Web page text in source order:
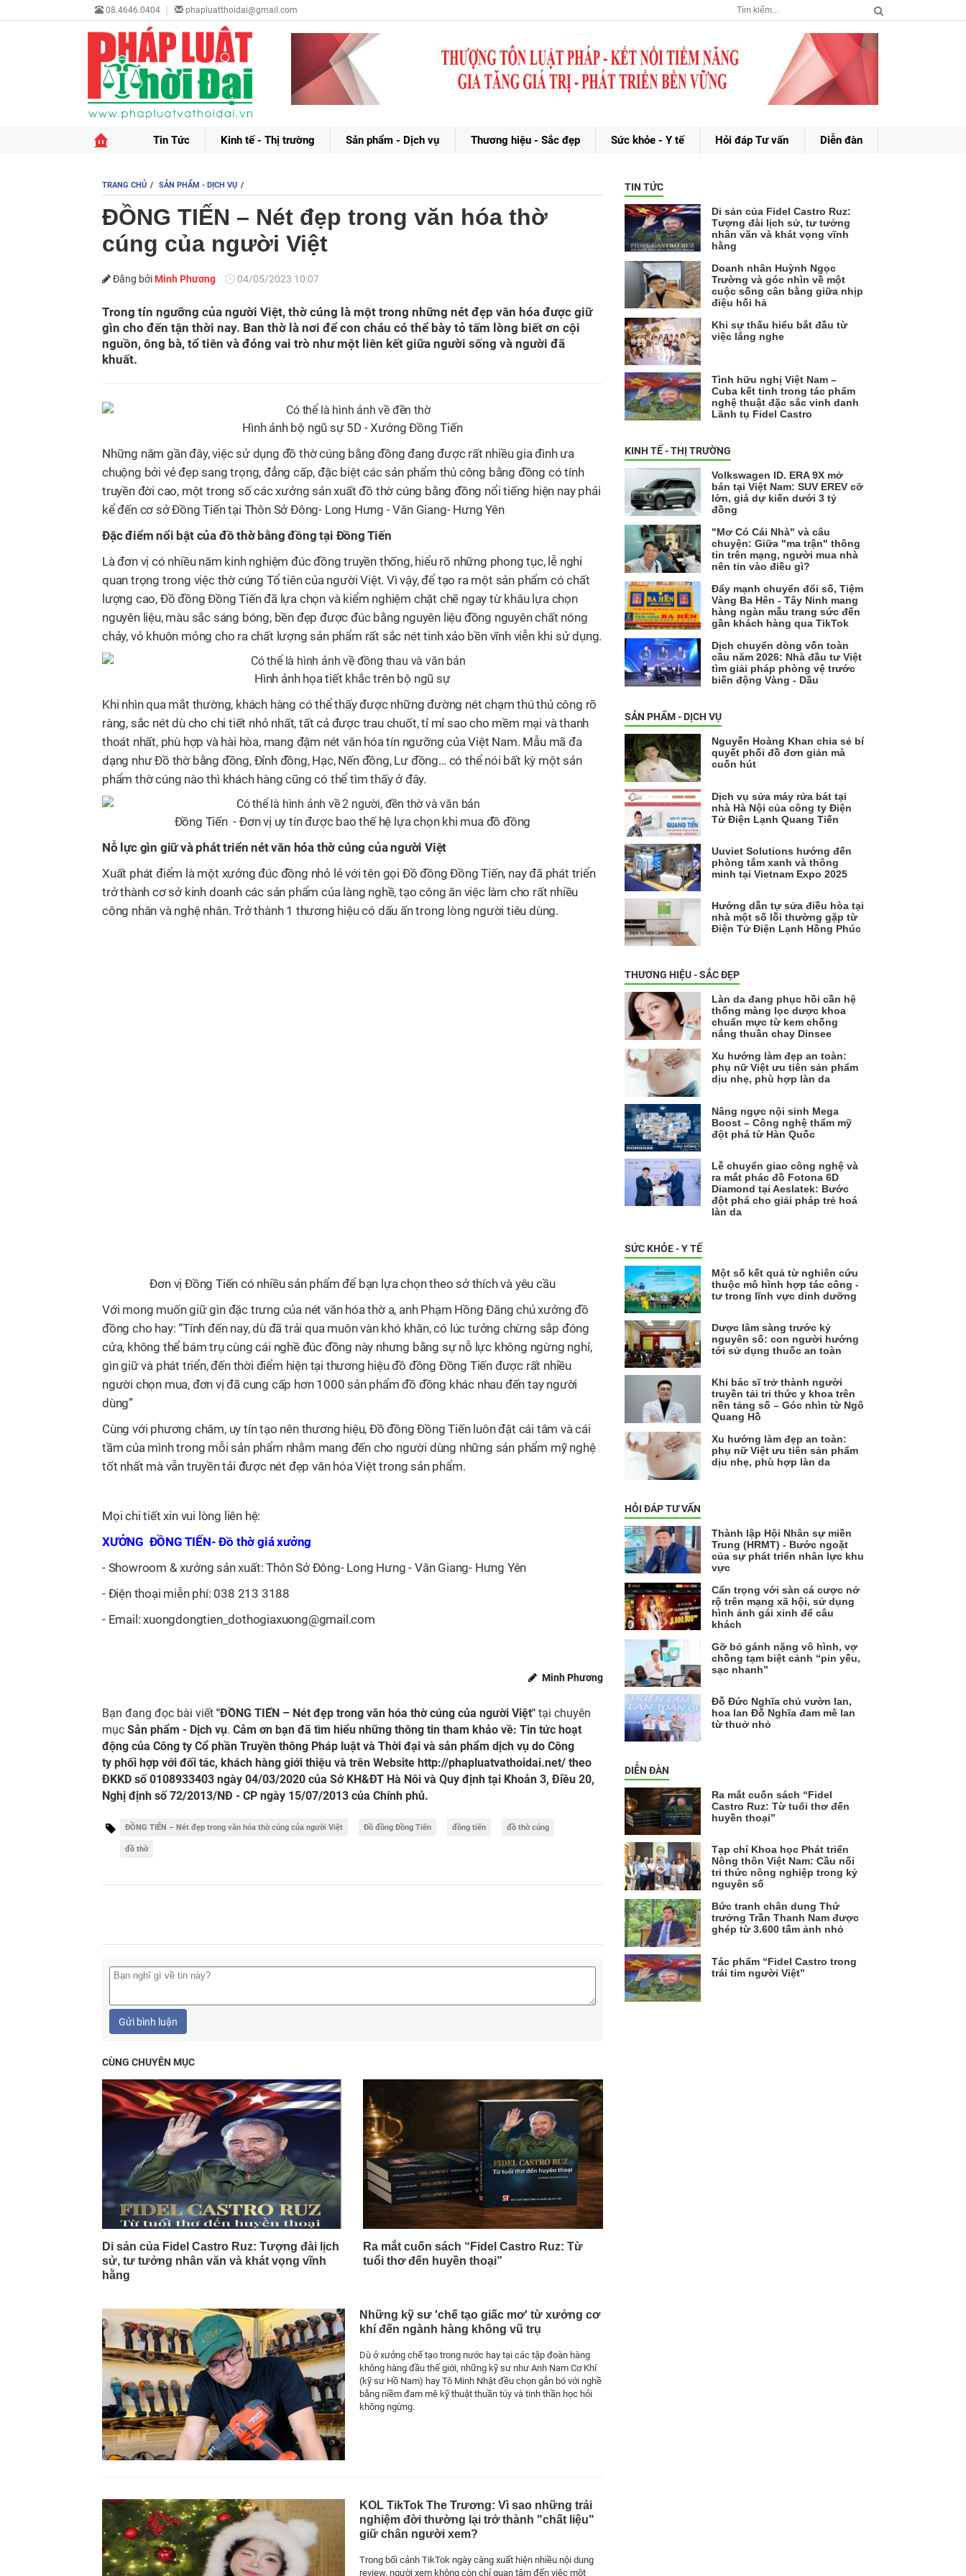
08.4646.0404 phapluatthoidai@gmail.com
Tin Tức Kinh tế - Thị trường Sản phẩm - Dịch vụ Thương hiệu - Sắc đẹp Sức khỏe - Y tế Hỏi đáp Tư vấn Diễn đàn
TRANG CHỦ SẢN PHẨM - DỊCH VỤ
ĐỒNG TIẾN – Nét đẹp trong văn hóa thờ
cúng của người Việt
Đăng bởi Minh Phương 04/05/2023 10:07
Trong tín ngưỡng của người Việt, thờ cúng là một trong những nét đẹp văn hóa được giữ
gìn cho đến tận thời nay. Ban thờ là nơi để con cháu có thể bày tỏ tấm lòng biết ơn cội
nguồn, ông bà, tổ tiên và đóng vai trò như một liên kết giữa người sống và người đã
khuất.
Hình ảnh bộ ngũ sự 5D - Xưởng Đồng Tiến
Những năm gần đây, việc sử dụng đồ thờ cúng bằng đồng đang được rất nhiều gia đình ưa
chuộng bởi vẻ đẹp sang trọng, đẳng cấp, đặc biệt các sản phẩm thủ công bằng đồng có tính
truyền đời cao, một trong số các xưởng sản xuất đồ thờ cúng bằng đồng nổi tiếng hiện nay phải
kể đến cơ sở Đồng Tiến tại Thôn Sở Đông- Long Hưng - Văn Giang- Hưng Yên
Đặc điểm nổi bật của đồ thờ bằng đồng tại Đồng Tiến
Là đơn vị có nhiều năm kinh nghiệm đúc đồng truyền thống, hiểu rõ những phong tục, lễ nghi
quan trọng trong việc thờ cúng Tổ tiên của người Việt. Vì vậy, để tạo ra một sản phẩm có chất
lượng cao, Đồ đồng Đồng Tiến đã lựa chọn và kiểm nghiệm chặt chẽ ngay từ khâu lựa chọn
nguyên liệu, màu sắc sáng bóng, bền đẹp được đúc bằng nguyên liệu đồng nguyênchất nóng
chảy, vỏ khuôn mỏng cho ra chất lượng sản phẩm rất sắc nét tinh xảo bền vĩnh viễn khi sử dụng.
Hình ảnh họa tiết khắc trên bộ ngũ sự
Khi nhìn qua mắt thường, khách hàng có thể thấy được những đường nét chạm thú thủ công rõ
ràng, sắc nét dù cho chi tiết nhỏ nhất, tất cả được trau chuốt, tỉ mỉ sao cho mềm mại và thanh
thoát nhất, phù hợp và hài hòa, mang đậm nét văn hóa tín ngưỡng của Việt Nam. Mẫu mã đa
dạng như Đồ thờ bằng đồng, Đỉnh đồng, Hạc, Nến đồng, Lư đồng… có thể nói bất kỳ một sản
phẩm thờ cúng nào thì khách hàng cũng có thể tìm thấy ở đây.
Đồng Tiến - Đơn vị uy tín được bao thế hệ lựa chọn khi mua đồ đồng
Nỗ lực gìn giữ và phát triển nét văn hóa thờ cúng của người Việt
Xuất phát điểm là một xưởng đúc đồng nhỏ lẻ với tên gọi Đồ đồng Đồng Tiến, nay đã phát triển
trở thành cơ sở kinh doanh các sản phẩm của làng nghề, tạo công ăn việc làm cho rất nhiều
công nhân và nghệ nhân. Trở thành 1 thương hiệu có dấu ấn trong lòng người tiêu dùng.
Đơn vị Đồng Tiến có nhiều sản phẩm để bạn lựa chọn theo sở thích và yêu cầu
Với mong muốn giữ gìn đặc trưng của nét văn hóa thờ a, anh Phạm Hồng Đăng chủ xưởng đồ
đồng cho hay: “Tính đến nay, dù đã trải qua muôn vàn khó khăn, có lúc tưởng chừng sắp đóng
cửa, không thể bám trụ cùng cái nghề đúc đồng này nhưng bằng sự nỗ lực không ngừng nghỉ,
gìn giữ và phát triển, đến thời điểm hiện tại thương hiệu đồ đồng Đồng Tiến được rất nhiều
người chọn mua, đơn vị đã cung cấp hơn 1000 sản phẩm đồ đồng khác nhau đến tay người
dùng”
Cùng với phương châm, uy tín tạo nên thương hiệu, Đồ đồng Đồng Tiến luôn đặt cái tâm và cái
tầm của mình trong mỗi sản phẩm nhằm mang đến cho người dùng những sản phẩm mỹ nghệ
tốt nhất mà vẫn truyền tải được nét đẹp văn hóa Việt trong sản phẩm.
Mọi chi tiết xin vui lòng liên hệ:
XƯỞNG ĐỒNG TIẾN- Đồ thờ giá xưởng
- Showroom & xưởng sản xuất: Thôn Sở Đông- Long Hưng - Văn Giang- Hưng Yên
- Điện thoại miễn phí: 038 213 3188
- Email:xuongdongtien_dothogiaxuong@gmail.com
Minh Phương
Bạn đang đọc bài viết "ĐỒNG TIẾN – Nét đẹp trong văn hóa thờ cúng của người Việt" tại chuyên
mục Sản phẩm - Dịch vụ. Cảm ơn bạn đã tìm hiểu những thông tin tham khảo về: Tin tức hoạt
động của Công ty Cổ phần Truyền thông Pháp luật và Thời đại và sản phẩm dịch vụ do Công
ty phối hợp với đối tác, khách hàng giới thiệu và trên Website http://phapluatvathoidai.net/ theo
ĐKKD số 0108933403 ngày 04/03/2020 của Sở KH&ĐT Hà Nôi và Quy định tại Khoản 3, Điều 20,
Nghị định số 72/2013/NĐ - CP ngày 15/07/2013 của Chính phủ.
ĐỒNG TIẾN – Nét đẹp trong văn hóa thờ cúng của người Việt Đồ đồng Đồng Tiến đồng tiến đồ thờ cúng
đồ thờ
Gửi bình luận
CÙNG CHUYÊN MỤC
Di sản của Fidel Castro Ruz: Tượng đài lịch
sử, tư tưởng nhân văn và khát vọng vĩnh
hằng
Ra mắt cuốn sách “Fidel Castro Ruz: Từ
tuổi thơ đến huyền thoại”
Những kỹ sư 'chế tạo giấc mơ' từ xưởng cơ
khí đến ngành hàng không vũ trụ
Dù ở xưởng chế tạo trong nước hay tại các tập đoàn hàng
không hàng đầu thế giới, những kỹ sư như Anh Nam Cơ Khí
(kỹ sư Hồ Nam) hay Tô Minh Nhật đều chọn gắn bó với nghề
bằng niềm đam mê kỹ thuật thuần túy và tinh thần học hỏi
không ngừng.
KOL TikTok The Trương: Vì sao những trải
nghiệm đời thường lại trở thành "chất liệu"
giữ chân người xem?
Trong bối cảnh TikTok ngày càng xuất hiện nhiều nội dung
review, người xem không còn chỉ quan tâm đến việc một
TIN TỨC
Di sản của Fidel Castro Ruz:
Tượng đài lịch sử, tư tưởng
nhân văn và khát vọng vĩnh
hằng
Doanh nhân Huỳnh Ngọc
Trường và góc nhìn về một
cuộc sống cân bằng giữa nhịp
điệu hối hả
Khi sự thấu hiểu bắt đầu từ
việc lắng nghe
Tình hữu nghị Việt Nam –
Cuba kết tinh trong tác phẩm
nghệ thuật đặc sắc vinh danh
Lãnh tụ Fidel Castro
KINH TẾ - THỊ TRƯỜNG
Volkswagen ID. ERA 9X mở
bán tại Việt Nam: SUV EREV cỡ
lớn, giá dự kiến dưới 3 tỷ
đồng
"Mơ Có Cái Nhà" và câu
chuyện: Giữa "ma trận" thông
tin trên mạng, người mua nhà
nên tin vào điều gì?
Đẩy mạnh chuyển đổi số, Tiệm
Vàng Ba Hên - Tây Ninh mang
hàng ngàn mẫu trang sức đến
gần khách hàng qua TikTok
Dịch chuyển dòng vốn toàn
cầu năm 2026: Nhà đầu tư Việt
tìm giải pháp phòng vệ trước
biến động Vàng - Dầu
SẢN PHẨM - DỊCH VỤ
Nguyễn Hoàng Khan chia sẻ bí
quyết phối đồ đơn giản mà
cuốn hút
Dịch vụ sửa máy rửa bát tại
nhà Hà Nội của công ty Điện
Tử Điện Lạnh Quang Tiến
Uuviet Solutions hướng đến
phòng tắm xanh và thông
minh tại Vietnam Expo 2025
Hướng dẫn tự sửa điều hòa tại
nhà một số lỗi thường gặp từ
Điện Tử Điện Lạnh Hồng Phúc
THƯƠNG HIỆU - SẮC ĐẸP
Làn da đang phục hồi cần hệ
thống màng lọc dược khoa
chuẩn mực từ kem chống
nắng thuần chay Dinsee
Xu hướng làm đẹp an toàn:
phụ nữ Việt ưu tiên sản phẩm
dịu nhẹ, phù hợp làn da
Nâng ngực nội sinh Mega
Boost – Công nghệ thẩm mỹ
đột phá từ Hàn Quốc
Lễ chuyển giao công nghệ và
ra mắt phác đồ Fotona 6D
Diamond tại Aeslatek: Bước
đột phá cho giải pháp trẻ hoá
làn da
SỨC KHỎE - Y TẾ
Một số kết quả từ nghiên cứu
thuộc mô hình hợp tác công -
tư trong lĩnh vực dinh dưỡng
Dược lâm sàng trước kỷ
nguyên số: con người hướng
tới sử dụng thuốc an toàn
Khi bác sĩ trở thành người
truyền tải tri thức y khoa trên
nền tảng số – Góc nhìn từ Ngô
Quang Hồ
Xu hướng làm đẹp an toàn:
phụ nữ Việt ưu tiên sản phẩm
dịu nhẹ, phù hợp làn da
HỎI ĐÁP TƯ VẤN
Thành lập Hội Nhân sự miền
Trung (HRMT) - Bước ngoặt
của sự phát triển nhân lực khu
vực
Cẩn trọng với sàn cá cược nở
rộ trên mạng xã hội, sử dụng
hình ảnh gái xinh để câu
khách
Gỡ bỏ gánh nặng vô hình, vợ
chồng tạm biệt cảnh “pin yếu,
sạc nhanh”
Đỗ Đức Nghĩa chủ vườn lan,
hoa lan Đỗ Nghĩa đam mê lan
từ thuở nhỏ
DIỄN ĐÀN
Ra mắt cuốn sách “Fidel
Castro Ruz: Từ tuổi thơ đến
huyền thoại”
Tạp chí Khoa học Phát triển
Nông thôn Việt Nam: Cầu nối
tri thức nông nghiệp trong kỷ
nguyên số
Bức tranh chân dung Thứ
trưởng Trần Thanh Nam được
ghép từ 3.600 tấm ảnh nhỏ
Tác phẩm “Fidel Castro trong
trái tim người Việt”